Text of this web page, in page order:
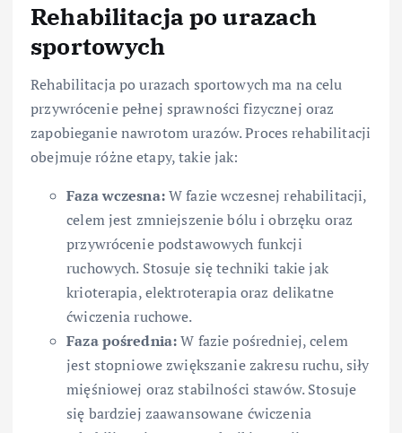
Rehabilitacja po urazach
sportowych
Rehabilitacja po urazach sportowych ma na celu
przywrócenie pełnej sprawności fizycznej oraz
zapobieganie nawrotom urazów. Proces rehabilitacji
obejmuje różne etapy, takie jak:
Faza wczesna:W fazie wczesnej rehabilitacji,
celem jest zmniejszenie bólu i obrzęku oraz
przywrócenie podstawowych funkcji
ruchowych. Stosuje się techniki takie jak
krioterapia, elektroterapia oraz delikatne
ćwiczenia ruchowe.
Faza pośrednia:W fazie pośredniej, celem
jest stopniowe zwiększanie zakresu ruchu, siły
mięśniowej oraz stabilności stawów. Stosuje
się bardziej zaawansowane ćwiczenia